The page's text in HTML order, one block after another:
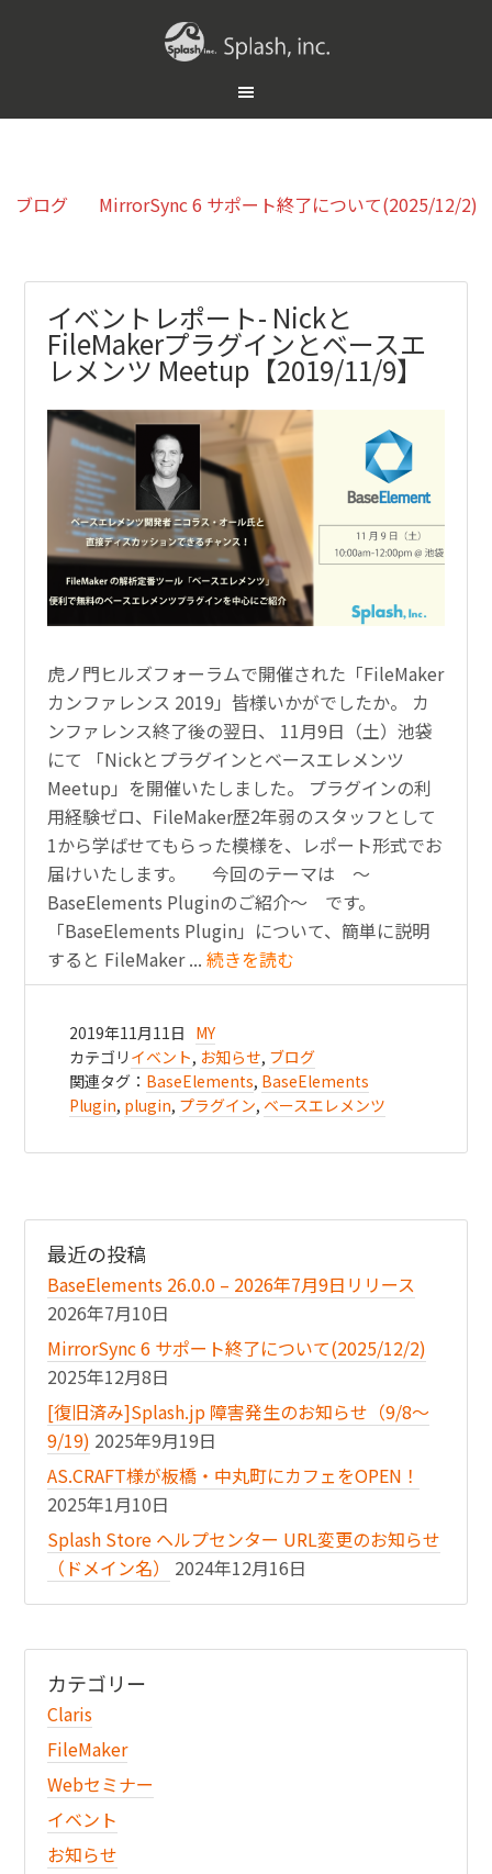
ブログ MirrorSync 6 サポート終了について(2025/12/2)
イベントレポート- Nickと
FileMakerプラグインとベースエ
レメンツ Meetup【2019/11/9】
虎ノ門ヒルズフォーラムで開催された「FileMaker
カンファレンス 2019」皆様いかがでしたか。 カ
ンファレンス終了後の翌日、 11月9日（土）池袋
にて 「Nickとプラグインとベースエレメンツ
Meetup」を開催いたしました。 プラグインの利
用経験ゼロ、FileMaker歴2年弱のスタッフとして
1から学ばせてもらった模様を、レポート形式でお
届けいたします。 今回のテーマは ～
BaseElements Pluginのご紹介～ です。
「BaseElements Plugin」について、簡単に説明
すると FileMaker ...続きを読む
2019年11月11日 MY
カテゴリ イベント, お知らせ, ブログ
関連タグ： BaseElements, BaseElements
Plugin, plugin, プラグイン, ベースエレメンツ
最近の投稿
BaseElements 26.0.0 – 2026年7月9日リリース
2026年7月10日
MirrorSync 6 サポート終了について(2025/12/2)
2025年12月8日
[復旧済み]Splash.jp 障害発生のお知らせ（9/8〜
9/19) 2025年9月19日
AS.CRAFT様が板橋・中丸町にカフェをOPEN！
2025年1月10日
Splash Store ヘルプセンター URL変更のお知らせ
（ドメイン名）
2024年12月16日
カテゴリー
Claris
FileMaker
Webセミナー
イベント
お知らせ